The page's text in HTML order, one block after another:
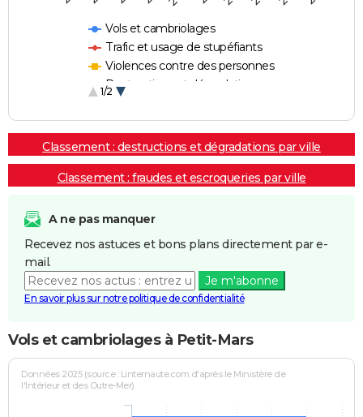
Vols et cambriolages
Trafic et usage de stupéfiants
Violences contre des personnes
Destructions et dégradations
1/2
Classement : destructions et dégradations par ville
Classement : fraudes et escroqueries par ville
A ne pas manquer
Recevez nos astuces et bons plans directement par e-
mail.
Je m'abonne
En savoir plus sur notre politique de confidentialité
Vols et cambriolages à Petit-Mars
Données 2025 (source : Linternaute.com d'après le Ministère de
l'Intérieur et des Outre-Mer)